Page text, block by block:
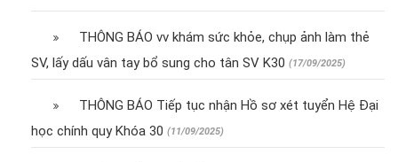
THÔNG BÁO vv khám sức khỏe, chụp ảnh làm thẻ
SV, lấy dấu vân tay bổ sung cho tân SV K30 (17/09/2025)
THÔNG BÁO Tiếp tục nhận Hồ sơ xét tuyển Hệ Đại
học chính quy Khóa 30 (11/09/2025)